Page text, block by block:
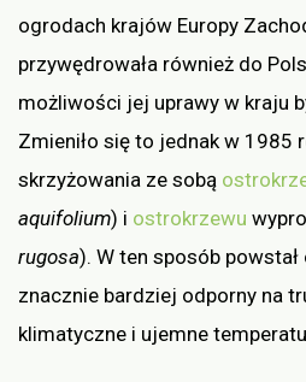
ogrodach krajów Europy
przywędrowała również do
możliwości jej uprawy w kraju
Zmieniło się to jednak w 1985
skrzyżowania ze sobą
aquifolium) i ostrokrzewu
rugosa). W ten sposób
znacznie bardziej odporny na
klimatyczne i ujemne